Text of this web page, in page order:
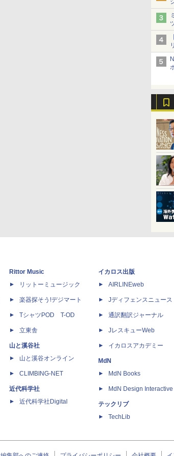
Rittor Music
リットーミュージック
楽器探そう!デジマート
TシャツPOD T-OD
立東舎
山と溪谷社
山と溪谷オンライン
CLIMBING-NET
近代科学社
近代科学社Digital
イカロス出版
AIRLINEweb
Jディフェンスニュース
通訳翻訳ジャーナル
JレスキューWeb
イカロスアカデミー
MdN
MdN Books
MdN Design Interactive
テックリブ
TechLib